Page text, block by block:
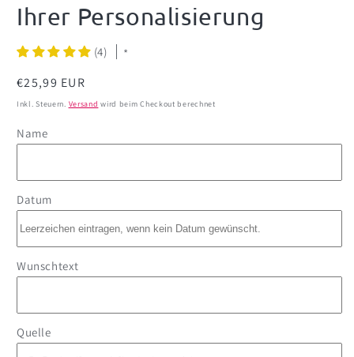
Ihrer Personalisierung
(4) *
Normaler
Preis
€25,99 EUR
Inkl. Steuern. Versand wird beim Checkout berechnet
Name
Datum
Wunschtext
Quelle